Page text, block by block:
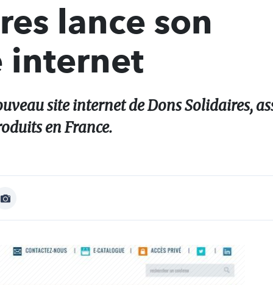
lance son
internet
site internet de Dons Solidaires,
en France.
Afficher